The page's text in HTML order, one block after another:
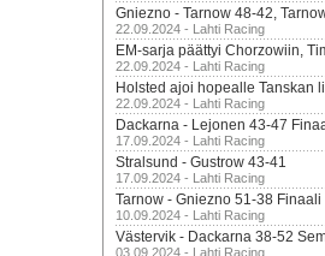
Gniezno - Tarnow 48-42,
22.09.2024 - Lahti Racing
EM-sarja päättyi Chorzowiin,
22.09.2024 - Lahti Racing
Holsted ajoi hopealle Tanskan
22.09.2024 - Lahti Racing
Dackarna - Lejonen 43-47
17.09.2024 - Lahti Racing
Stralsund - Gustrow 43-41
17.09.2024 - Lahti Racing
Tarnow - Gniezno 51-38 Finaali
10.09.2024 - Lahti Racing
Västervik - Dackarna 38-52
03.09.2024 - Lahti Racing